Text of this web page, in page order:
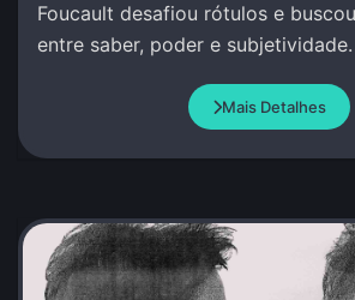
Foucault desafiou rótulos e
entre saber, poder e subjetividade.
Mais Detalhes